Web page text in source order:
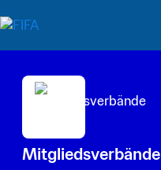
Mitgliedsverbände